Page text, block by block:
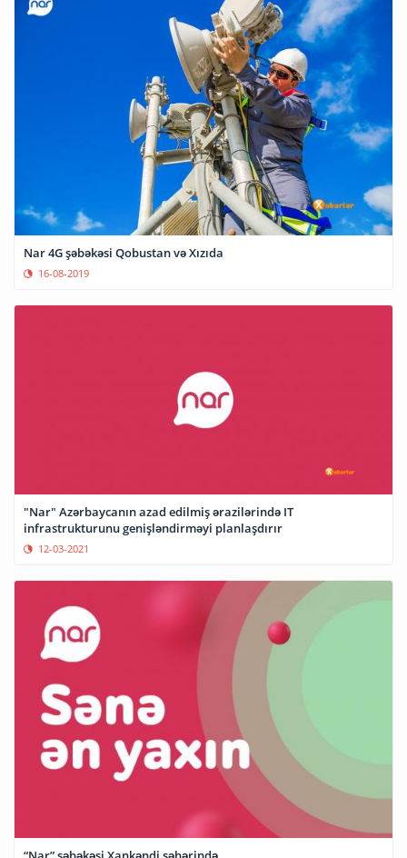
Nar 4G şəbəkəsi Qobustan və Xızıda
16-08-2019
"Nar" Azərbaycanın azad edilmiş ərazilərində IT
infrastrukturunu genişləndirməyi planlaşdırır
12-03-2021